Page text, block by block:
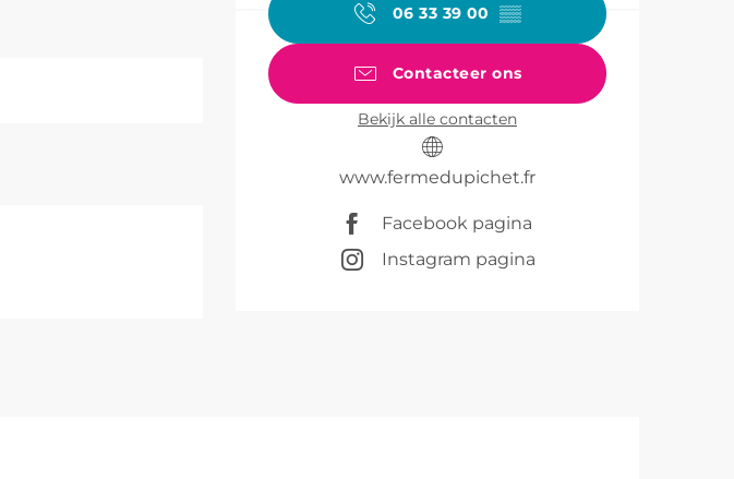
06 33 39 00 ▒▒
Contacteer ons
Bekijk alle contacten
www.fermedupichet.fr
Facebook pagina
Instagram pagina